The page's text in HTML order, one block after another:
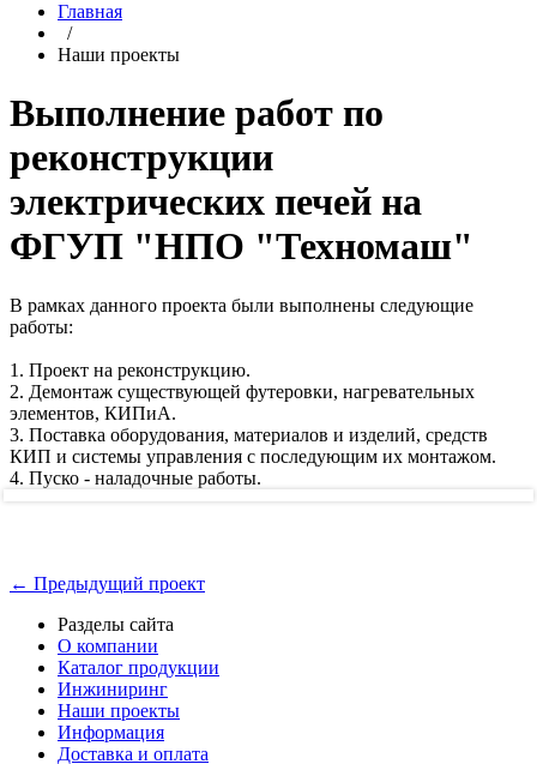
Главная
/
Наши проекты
Выполнение работ по
реконструкции
электрических печей на
ФГУП "НПО "Техномаш"
В рамках данного проекта были выполнены следующие
работы:
1. Проект на реконструкцию.
2. Демонтаж существующей футеровки, нагревательных
элементов, КИПиА.
3. Поставка оборудования, материалов и изделий, средств
КИП и системы управления с последующим их монтажом.
4. Пуско - наладочные работы.
← Предыдущий проект
Разделы сайта
О компании
Каталог продукции
Инжиниринг
Наши проекты
Информация
Доставка и оплата